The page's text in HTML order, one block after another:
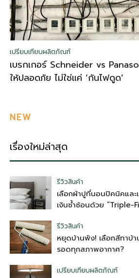
เปรียบเทียบผลิตภัณฑ์
เบรกเกอร์ Schneider vs
ให้ปลอดภัย ไม่ใช่แค่ ‘กันไฟดูด’
NEW
เรื่องใหม่ล่าสุด
รีวิวสินค้า
เลือกผ้าปูที่นอนปิคนิคและ
เงินซ้ำซ้อนด้วย “Triple-
รีวิวสินค้า
หยุดบ้านพัง! เลือกสีทาบ้า
รอดทุกสภาพอากาศ?
เปรียบเทียบผลิตภัณฑ์